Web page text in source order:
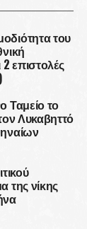
του
επιστολές
Ταμείο το
Λυκαβηττό
της νίκης